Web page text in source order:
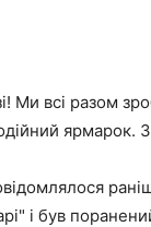
Ми всі разом
ярмарок.
і був